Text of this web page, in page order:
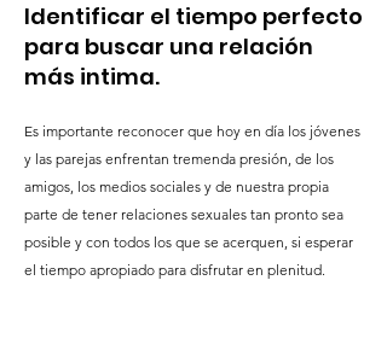
Identificar el tiempo perfecto
para buscar una relación
más intima.
Es importante reconocer que hoy en día los jóvenes
y las parejas enfrentan tremenda presión, de los
amigos, los medios sociales y de nuestra propia
parte de tener relaciones sexuales tan pronto sea
posible y con todos los que se acerquen, si esperar
el tiempo apropiado para disfrutar en plenitud.